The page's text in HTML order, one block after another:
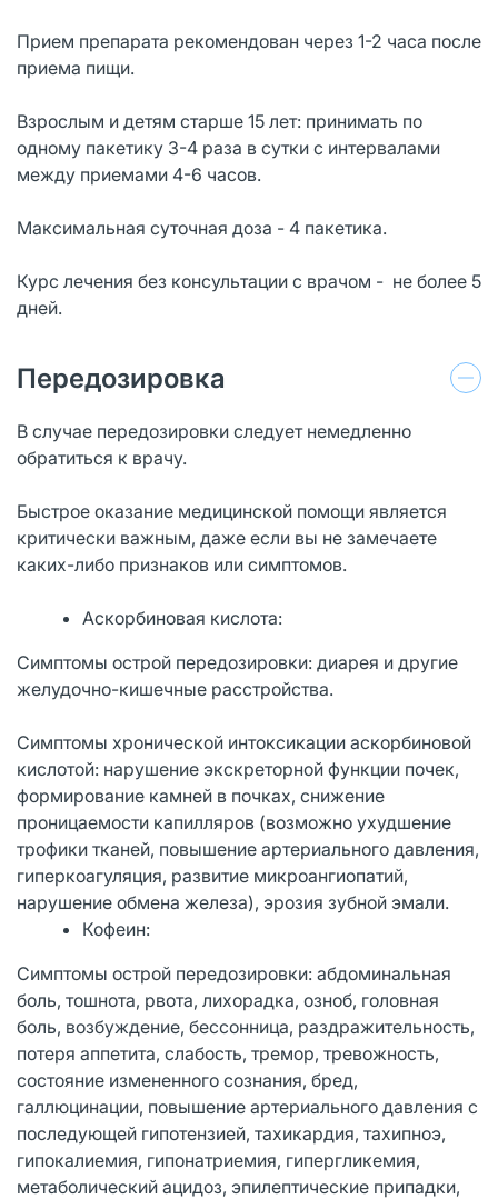
Прием препарата рекомендован через 1-2 часа после
приема пищи.
Взрослым и детям старше 15 лет: принимать по
одному пакетику 3-4 раза в сутки с интервалами
между приемами 4-6 часов.
Максимальная суточная доза - 4 пакетика.
Курс лечения без консультации с врачом - не более 5
дней.
Передозировка
В случае передозировки следует немедленно
обратиться к врачу.
Быстрое оказание медицинской помощи является
критически важным, даже если вы не замечаете
каких-либо признаков или симптомов.
Аскорбиновая кислота:
Симптомы острой передозировки: диарея и другие
желудочно-кишечные расстройства.
Симптомы хронической интоксикации аскорбиновой
кислотой: нарушение экскреторной функции почек,
формирование камней в почках, снижение
проницаемости капилляров (возможно ухудшение
трофики тканей, повышение артериального давления,
гиперкоагуляция, развитие микроангиопатий,
нарушение обмена железа), эрозия зубной эмали.
Кофеин:
Симптомы острой передозировки: абдоминальная
боль, тошнота, рвота, лихорадка, озноб, головная
боль, возбуждение, бессонница, раздражительность,
потеря аппетита, слабость, тремор, тревожность,
состояние измененного сознания, бред,
галлюцинации, повышение артериального давления с
последующей гипотензией, тахикардия, тахипноэ,
гипокалиемия, гипонатриемия, гипергликемия,
метаболический ацидоз, эпилептические припадки,